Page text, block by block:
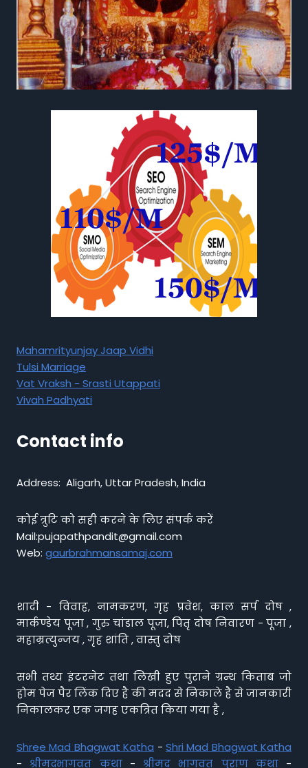
Mahamrityunjay Jaap Vidhi
Tulsi Marriage
Vat Vraksh - Srasti Utappati
Vivah Padhyati
Contact info
Address: Aligarh, Uttar Pradesh, India
कोई त्रुटि को सही करने के लिए संपर्क करें
Mail:pujapathpandit@gmail.com
Web: gaurbrahmansamaj.com
शादी - विवाह, नामकरण, गृह प्रवेश, काल सर्प दोष ,
मार्कण्डेय पूजा , गुरु चांडाल पूजा, पितृ दोष निवारण - पूजा ,
महाम्रत्युन्जय , गृह शांति , वास्तु दोष
सभी तथ्य इंटरनेट तथा लिखी हुए पुराने ग्रन्थ किताब जो
होम पेज पैर लिंक दिए है की मदद से निकाले है से जानकारी
निकालकर एक जगह एकत्रित किया गया है ,
Shree Mad Bhagwat Katha - Shri Mad Bhagwat Katha
- श्रीमद्भागवत कथा- श्रीमद भागवत पुराण कथा-